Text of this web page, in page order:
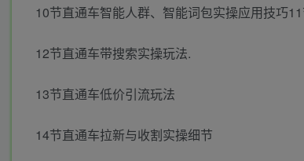
10节直通车智能人群、智能词包实操应用技巧
12节直通车带搜索实操玩法.
13节直通车低价引流玩法
14节直通车拉新与收割实操细节